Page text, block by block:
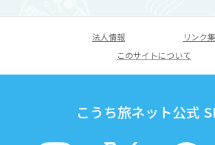
法人情報
リンク集
このサイトについて
こうち旅ネット公式